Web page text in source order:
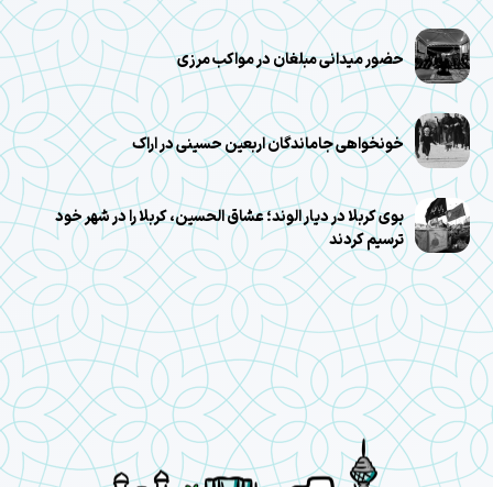
حضور میدانی مبلغان در مواکب مرزی
خونخواهی جاماندگان اربعین حسینی در اراک
بوی کربلا در دیار الوند؛ عشاق الحسین، کربلا را در شهر خود
ترسیم کردند